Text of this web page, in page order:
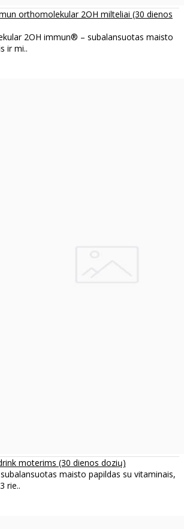
orthomolekular 2OH milteliai (30 dienos
2OH immun® – subalansuotas maisto
ir mi..
moterims (30 dienos dozių)
maisto papildas su vitaminais,
rie..